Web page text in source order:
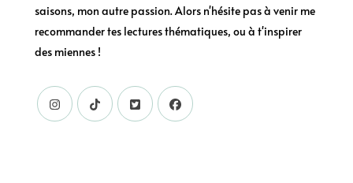
saisons, mon autre passion. Alors n'hésite pas à venir me
recommander tes lectures thématiques, ou à t'inspirer
des miennes !